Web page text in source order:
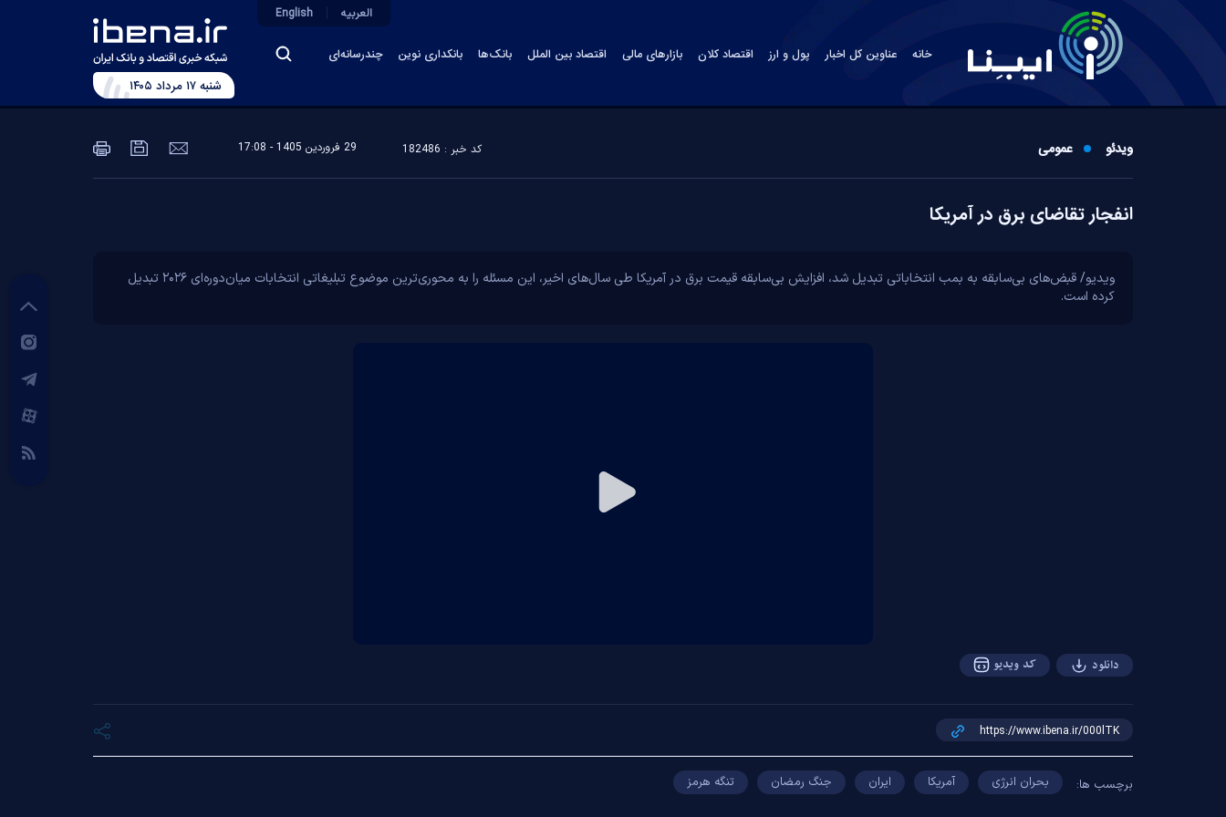
خانه عناوین کل اخبار پول و ارز اقتصاد کلان بازارهای مالی اقتصاد بین الملل بانک‌ها بانکداری نوین چندرسانه‌ای
العربیه English
شنبه ۱۷ مرداد ۱۴۰۵
ویدئو عمومی کد خبر : 182486 29 فروردين 1405 - 17:08
انفجار تقاضای برق در آمریکا
ویدیو/ قبض‌های بی‌سابقه به بمب انتخاباتی تبدیل شد، افزایش بی‌سابقه قیمت برق در آمریکا طی سال‌های اخیر، این مسئله را به محوری‌ترین موضوع تبلیغاتی انتخابات میان‌دوره‌ای ۲۰۲۶ تبدیل
کرده است.
Play
دانلود کد ویدیو
برچسب ها: بحران انرژی آمریکا ایران جنگ رمضان تنگه هرمز